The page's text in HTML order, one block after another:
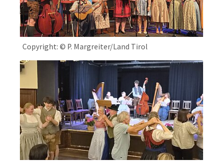
Copyright: © P. Margreiter/Land Tirol